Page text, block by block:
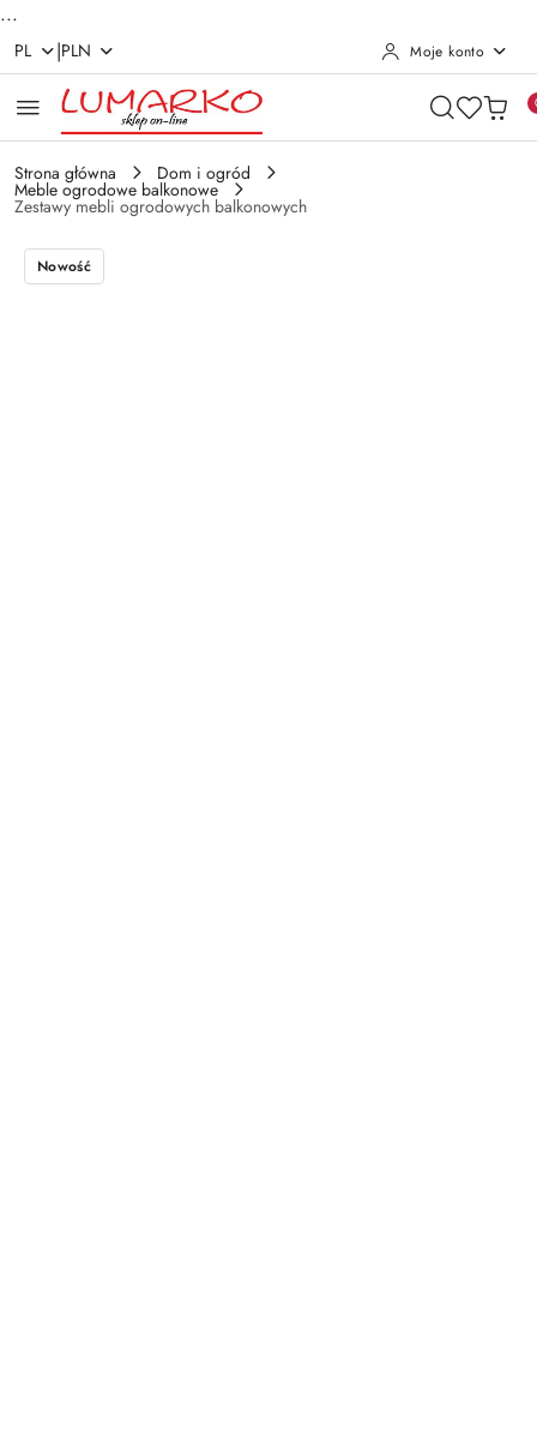
...
Przejdź do treści głównej
Przejdź do wyszukiwarki
Przejdź do moje konto
Przejdź do menu głównego
Przejdź do opisu produktu
Przejdź do stopki
PL |PLN Moje konto
Strona główna Dom i ogród
Meble ogrodowe balkonowe
Zestawy mebli ogrodowych balkonowych
Nowość